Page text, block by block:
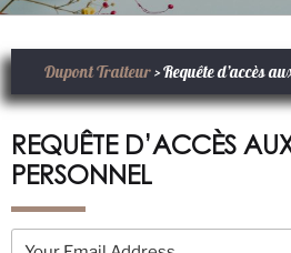
Dupont Traiteur>Requête d’accès
REQUÊTE D’ACCÈS
PERSONNEL
Your Email Address